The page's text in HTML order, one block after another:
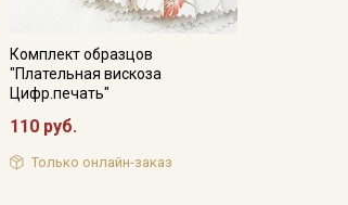
Комплект образцов
"Плательная вискоза
Цифр.печать"
110 руб.
Только онлайн-заказ